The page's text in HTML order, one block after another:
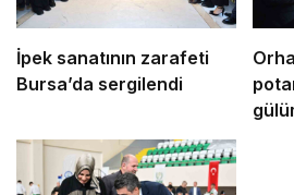
İpek sanatının zarafeti
Bursa’da sergilendi